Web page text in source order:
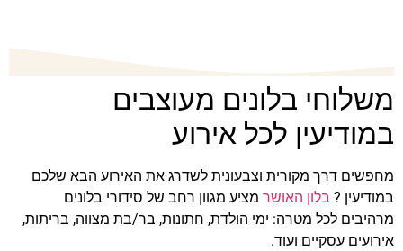
format_underlined הוסף קו תחתון לקישורים
font_download סמן קישורים
לאפס
את
כל
האפשרויות
cached
משלוחי בלונים מעוצבים
במודיעין לכל אירוע
מחפשים דרך מקורית וצבעונית לשדרג את האירוע הבא שלכם
במודיעין ? בלון האושר מציע מגוון רחב של סידורי בלונים
מרהיבים לכל מטרה: ימי הולדת, חתונות, בר/בת מצווה, בריתות,
אירועים עסקיים ועוד.